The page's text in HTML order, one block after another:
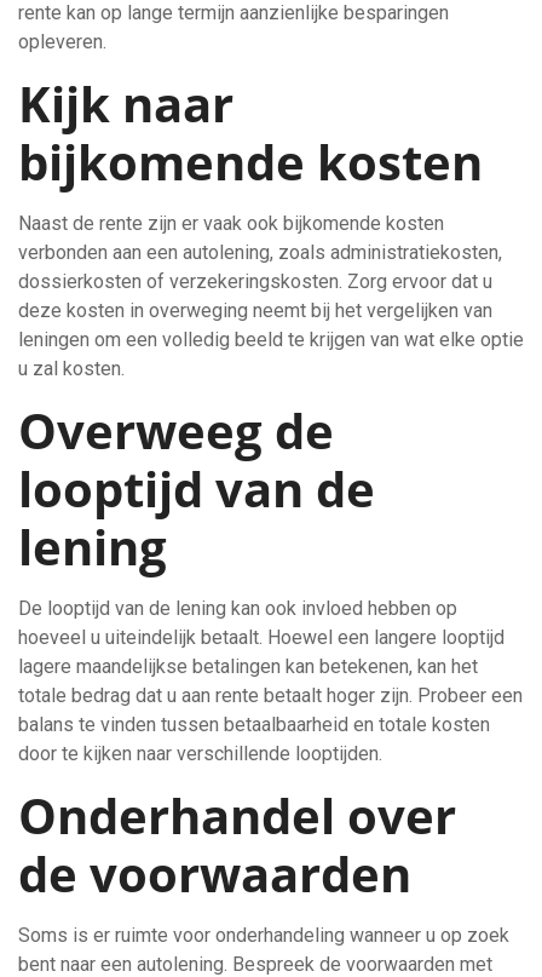
rente kan op lange termijn aanzienlijke besparingen
opleveren.
Kijk naar
bijkomende kosten
Naast de rente zijn er vaak ook bijkomende kosten
verbonden aan een autolening, zoals administratiekosten,
dossierkosten of verzekeringskosten. Zorg ervoor dat u
deze kosten in overweging neemt bij het vergelijken van
leningen om een volledig beeld te krijgen van wat elke optie
u zal kosten.
Overweeg de
looptijd van de
lening
De looptijd van de lening kan ook invloed hebben op
hoeveel u uiteindelijk betaalt. Hoewel een langere looptijd
lagere maandelijkse betalingen kan betekenen, kan het
totale bedrag dat u aan rente betaalt hoger zijn. Probeer een
balans te vinden tussen betaalbaarheid en totale kosten
door te kijken naar verschillende looptijden.
Onderhandel over
de voorwaarden
Soms is er ruimte voor onderhandeling wanneer u op zoek
bent naar een autolening. Bespreek de voorwaarden met